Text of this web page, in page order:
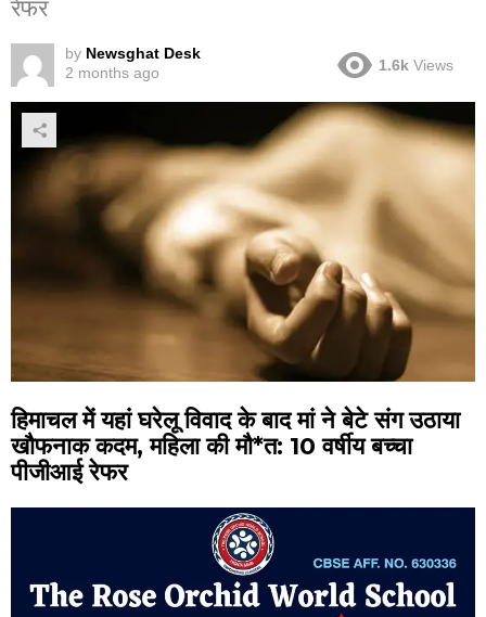
रेफर
by Newsghat Desk
2 months ago
1.6k Views
हिमाचल में यहां घरेलू विवाद के बाद मां ने बेटे संग उठाया
खौफनाक कदम, महिला की मौ*त: 10 वर्षीय बच्चा
पीजीआई रेफर